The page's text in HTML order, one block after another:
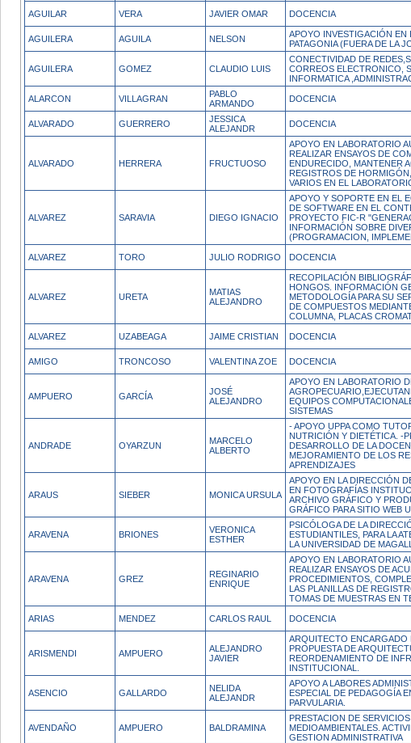
AGUILAR VERA JAVIER OMAR DOCENCIA
AGUILERA AGUILA NELSON
APOYO INVESTIGACIÓN EN
PATAGONIA (FUERA DE LA
AGUILERA GOMEZ CLAUDIO LUIS
CONECTIVIDAD DE
CORREOS ELECTRONICO,
INFORMATICA
ALARCON VILLAGRAN
PABLO
ARMANDO
DOCENCIA
ALVARADO GUERRERO
JESSICA
ALEJANDR
DOCENCIA
ALVARADO HERRERA FRUCTUOSO
APOYO EN LABORATORIO
REALIZAR ENSAYOS DE
ENDURECIDO, MANTENER
REGISTROS DE
VARIOS EN EL
ALVAREZ SARAVIA DIEGO IGNACIO
APOYO Y SOPORTE EN EL
DE SOFTWARE EN EL
PROYECTO FIC-R
INFORMACIÓN SOBRE
(PROGRAMACION,
ALVAREZ TORO JULIO RODRIGO DOCENCIA
ALVAREZ URETA
MATIAS
ALEJANDRO
RECOPILACIÓN
HONGOS. INFORMACIÓN
METODOLOGÍA PARA SU
DE COMPUESTOS
COLUMNA, PLACAS
ALVAREZ UZABEAGA JAIME CRISTIAN DOCENCIA
AMIGO TRONCOSO VALENTINA ZOE DOCENCIA
AMPUERO GARCÍA
JOSÉ
ALEJANDRO
APOYO EN LABORATORIO
EQUIPOS
SISTEMAS
ANDRADE OYARZUN
MARCELO
ALBERTO
- APOYO UPPA COMO
NUTRICIÓN Y DIETÉTICA. -
DESARROLLO DE LA
MEJORAMIENTO DE LOS
APRENDIZAJES
ARAUS SIEBER MONICA URSULA
APOYO EN LA DIRECCIÓN
EN FOTOGRAFÍAS
ARCHIVO GRÁFICO Y
GRÁFICO PARA SITIO WEB
ARAVENA BRIONES
VERONICA
ESTHER
PSICÓLOGA DE LA
ESTUDIANTILES, PARA LA
LA UNIVERSIDAD DE
ARAVENA GREZ
REGINARIO
ENRIQUE
APOYO EN LABORATORIO
REALIZAR ENSAYOS DE
PROCEDIMIENTOS,
LAS PLANILLAS DE
TOMAS DE MUESTRAS EN
ARIAS MENDEZ CARLOS RAUL DOCENCIA
ARISMENDI AMPUERO
ALEJANDRO
JAVIER
ARQUITECTO ENCARGADO
PROPUESTA DE
REORDENAMIENTO DE
INSTITUCIONAL.
ASENCIO GALLARDO
NELIDA
ALEJANDR
APOYO A LABORES
ESPECIAL DE PEDAGOGÍA
PARVULARIA.
AVENDAÑO AMPUERO BALDRAMINA
PRESTACION DE
MEDIOAMBIENTALES.
GESTION ADMINISTRATIVA